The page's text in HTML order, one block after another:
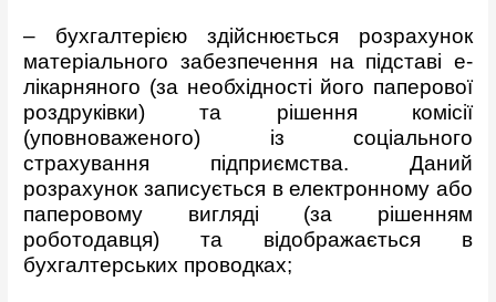
– бухгалтерією здійснюється розрахунок
матеріального забезпечення на підставі е-
лікарняного (за необхідності його паперової
роздруківки) та рішення комісії
(уповноваженого) із соціального
страхування підприємства. Даний
розрахунок записується в електронному або
паперовому вигляді (за рішенням
роботодавця) та відображається в
бухгалтерських проводках;